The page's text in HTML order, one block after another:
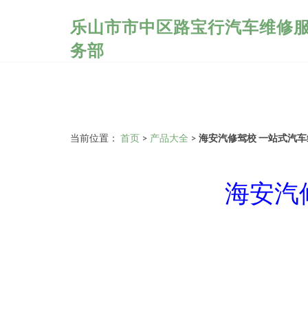
乐山市市中区路宝行汽车维修
务部
当前位置： 首页 > 产品大全 > 海安汽修驾校 一站式汽
海安汽